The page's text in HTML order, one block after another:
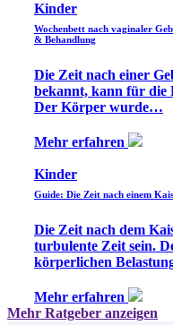
Kinder
Wochenbett nach vaginaler
& Behandlung
Die Zeit nach einer
bekannt, kann für die
Der Körper wurde…
Mehr erfahren
Kinder
Guide: Die Zeit nach einem
Die Zeit nach dem
turbulente Zeit sein.
körperlichen
Mehr erfahren
Mehr Ratgeber anzeigen